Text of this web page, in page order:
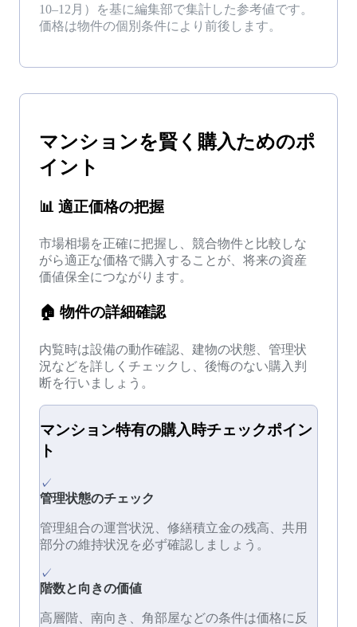
10–12月 ）を基に編集部で集計した参考値です。
価格は物件の個別条件により前後します。
マンションを賢く購入ためのポ
イント
📊 適正価格の把握
市場相場を正確に把握し、競合物件と比較しな
がら適正な価格で購入することが、将来の資産
価値保全につながります。
🏠 物件の詳細確認
内覧時は設備の動作確認、建物の状態、管理状
況などを詳しくチェックし、後悔のない購入判
断を行いましょう。
マンション特有の購入時チェックポイン
ト
✓
管理状態のチェック
管理組合の運営状況、修繕積立金の残高、共用
部分の維持状況を必ず確認しましょう。
✓
階数と向きの価値
高層階、南向き、角部屋などの条件は価格に反